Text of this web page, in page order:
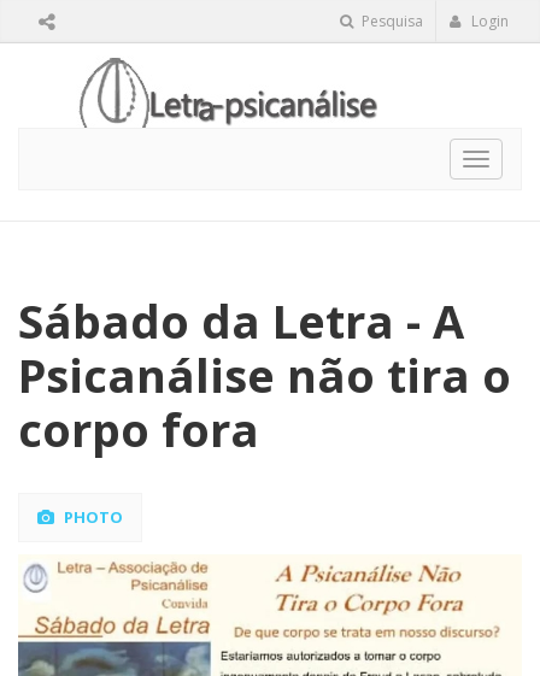
Pesquisa Login
Toggle
Sábado da Letra - A
Psicanálise não tira o
corpo fora
PHOTO